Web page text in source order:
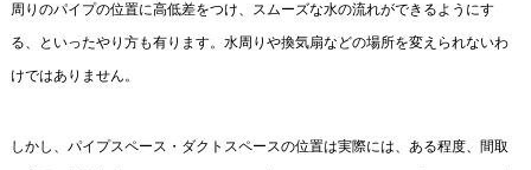
周りのパイプの位置に高低差をつけ、スムーズな水の流れができるようにす
る、といったやり方も有ります。水周りや換気扇などの場所を変えられないわ
けではありません。
しかし、パイプスペース・ダクトスペースの位置は実際には、ある程度、間取